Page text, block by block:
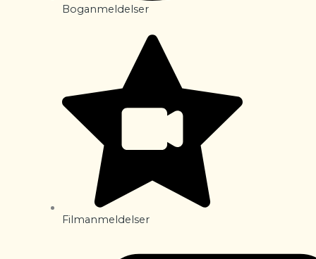
Boganmeldelser
Filmanmeldelser